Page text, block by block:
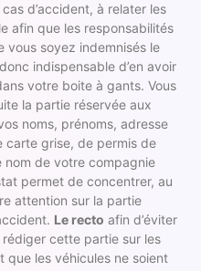
d’accident, à relater les
afin que les responsabilités
vous soyez indemnisés le
indispensable d’en avoir
votre boite à gants. Vous
la partie réservée aux
noms, prénoms, adresse
carte grise, de permis de
nom de votre compagnie
permet de concentrer, au
attention sur la partie
Le recto afin d’éviter
cette partie sur les
que les véhicules ne soient